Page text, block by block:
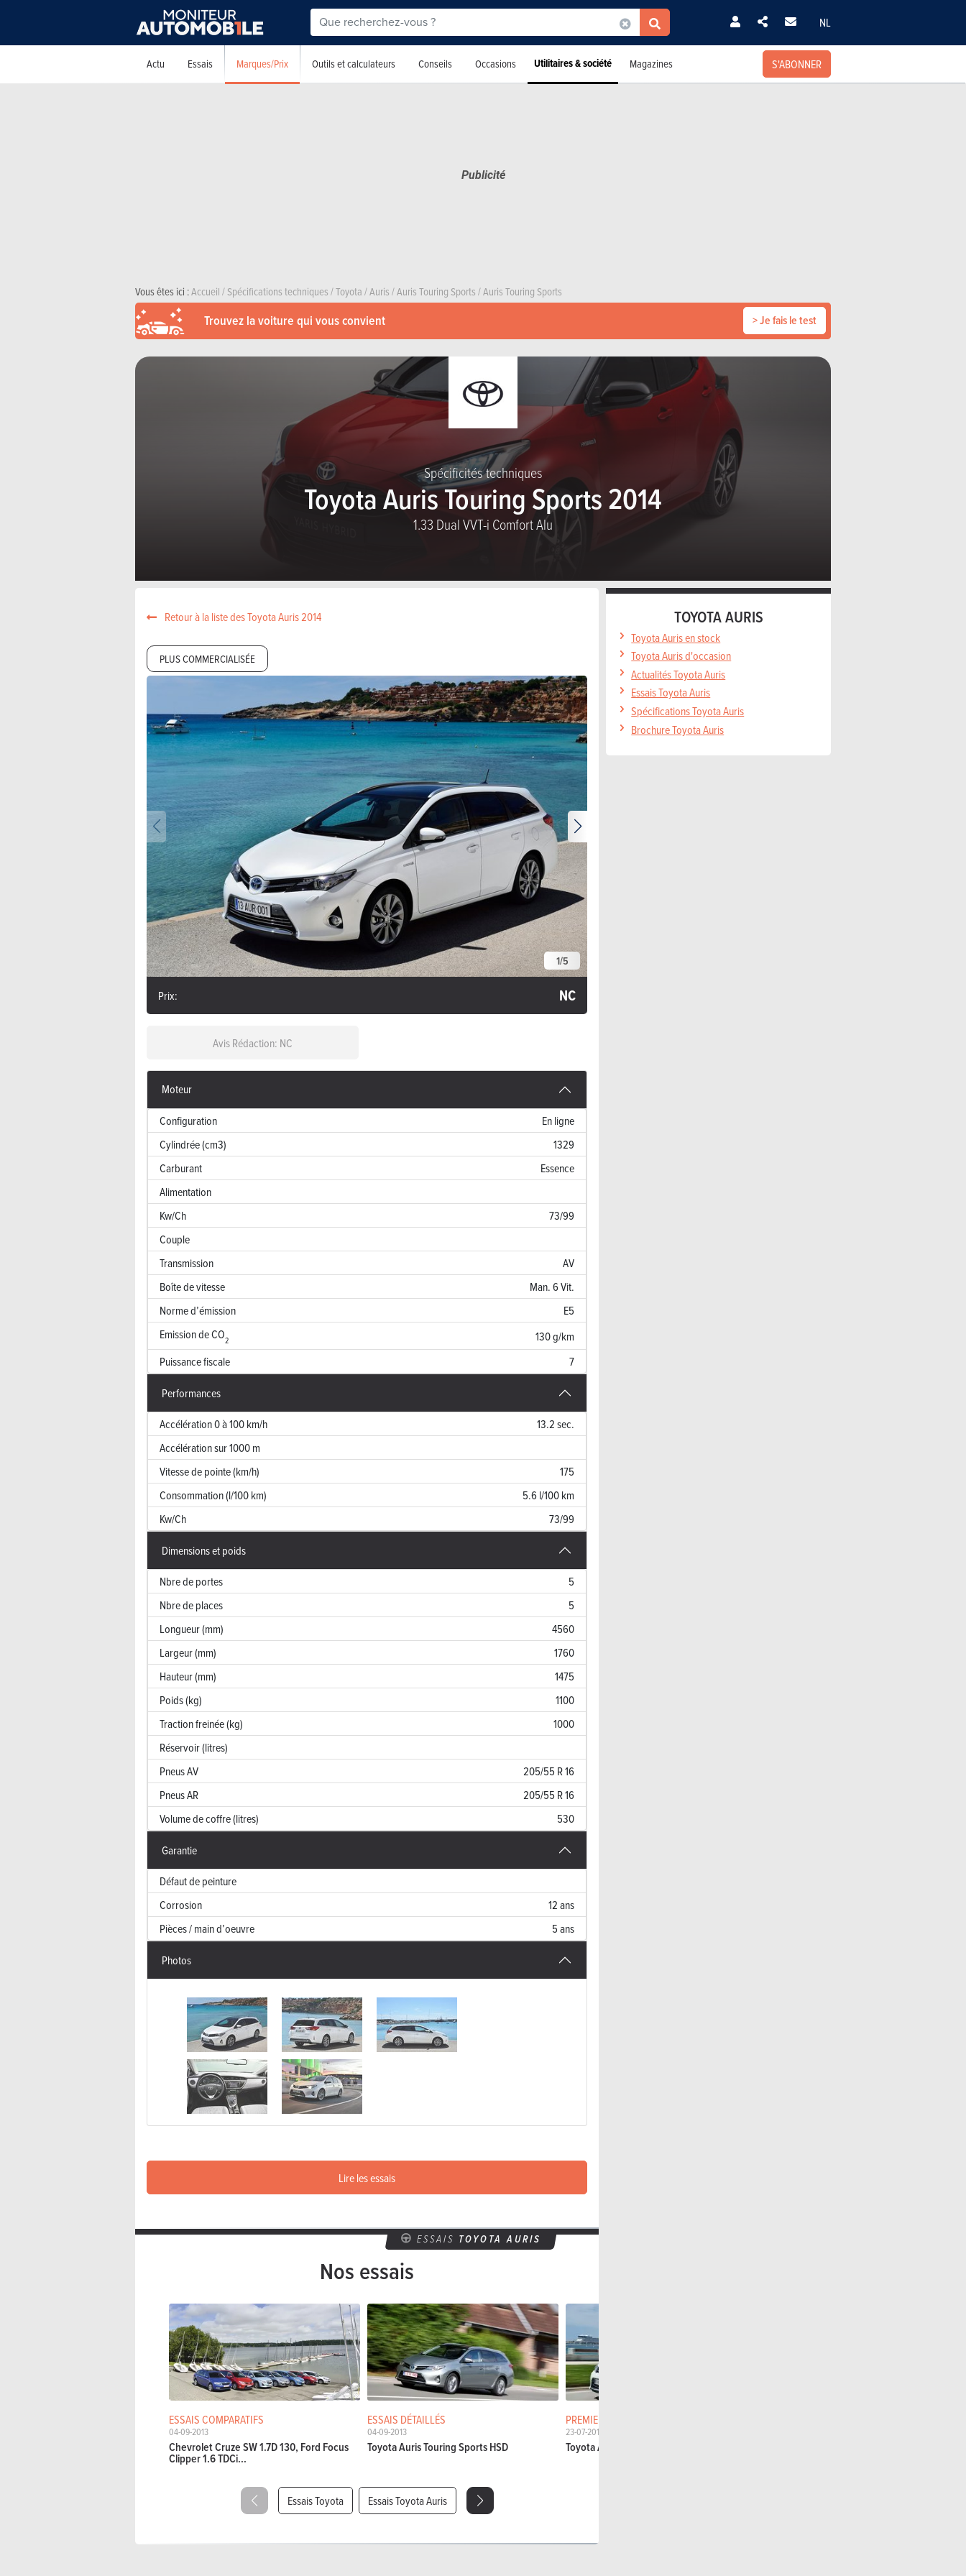
NL
Actu Essais Marques/Prix Outils et calculateurs Conseils Occasions Utilitaires & société Magazines S'ABONNER
Vous êtes ici :Accueil/Spécifications techniques/Toyota/Auris/Auris Touring Sports/Auris Touring Sports
Trouvez la voiture qui vous convient > Je fais le test
Spécificités techniques
Toyota Auris Touring Sports 2014
1.33 Dual VVT-i Comfort Alu
Retour à la liste des Toyota Auris 2014
PLUS COMMERCIALISÉE
1/5
Prix: NC
Avis Rédaction: NC
Moteur
Configuration
En ligne
Cylindrée (cm3)
1329
Carburant
Essence
Alimentation
Kw/Ch
73/99
Couple
Transmission
AV
Boîte de vitesse
Man. 6 Vit.
Norme d’émission
E5
Emission de CO2
130 g/km
Puissance fiscale
7
Performances
Accélération 0 à 100 km/h
13.2 sec.
Accélération sur 1000 m
Vitesse de pointe (km/h)
175
Consommation (l/100 km)
5.6 l/100 km
Kw/Ch
73/99
Dimensions et poids
Nbre de portes
5
Nbre de places
5
Longueur (mm)
4560
Largeur (mm)
1760
Hauteur (mm)
1475
Poids (kg)
1100
Traction freinée (kg)
1000
Réservoir (litres)
Pneus AV
205/55 R 16
Pneus AR
205/55 R 16
Volume de coffre (litres)
530
Garantie
Défaut de peinture
Corrosion
12 ans
Pièces / main d’oeuvre
5 ans
Photos
Lire les essais
ESSAIS TOYOTA AURIS
Nos essais
ESSAIS COMPARATIFS
04-09-2013
Chevrolet Cruze SW 1.7D 130, Ford Focus
Clipper 1.6 TDCi...
ESSAIS DÉTAILLÉS
04-09-2013
Toyota Auris Touring Sports HSD
PREMIERS ESSAIS
23-07-2013
Toyota Auris Touring Sports
Essais Toyota Essais Toyota Auris
TOYOTA AURIS
Toyota Auris en stock
Toyota Auris d'occasion
Actualités Toyota Auris
Essais Toyota Auris
Spécifications Toyota Auris
Brochure Toyota Auris